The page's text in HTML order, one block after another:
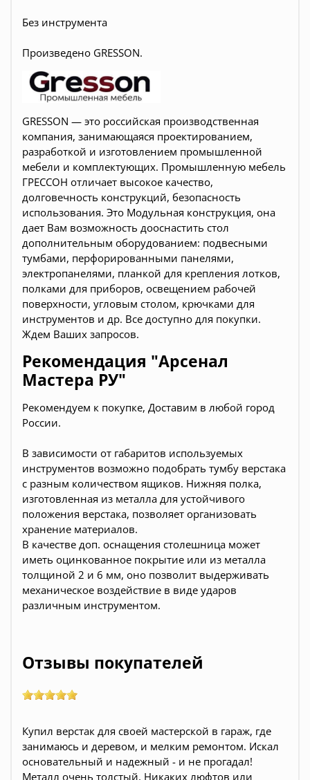
Без инструмента
Произведено GRESSON.
GRESSON — это российская производственная
компания, занимающаяся проектированием,
разработкой и изготовлением промышленной
мебели и комплектующих. Промышленную мебель
ГРЕССОН отличает высокое качество,
долговечность конструкций, безопасность
использования. Это Модульная конструкция, она
дает Вам возможность дооснастить стол
дополнительным оборудованием: подвесными
тумбами, перфорированными панелями,
электропанелями, планкой для крепления лотков,
полками для приборов, освещением рабочей
поверхности, угловым столом, крючками для
инструментов и др. Все доступно для покупки.
Ждем Ваших запросов.
Рекомендация "Арсенал
Мастера РУ"
Рекомендуем к покупке, Доставим в любой город
России.
В зависимости от габаритов используемых
инструментов возможно подобрать тумбу верстака
с разным количеством ящиков. Нижняя полка,
изготовленная из металла для устойчивого
положения верстака, позволяет организовать
хранение материалов.
В качестве доп. оснащения столешница может
иметь оцинкованное покрытие или из металла
толщиной 2 и 6 мм, оно позволит выдерживать
механическое воздействие в виде ударов
различным инструментом.
Отзывы покупателей
Купил верстак для своей мастерской в гараж, где
занимаюсь и деревом, и мелким ремонтом. Искал
основательный и надежный - и не прогадал!
Металл очень толстый, Никаких люфтов или